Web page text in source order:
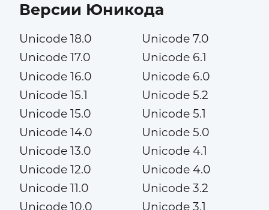
Версии Юникода
Unicode 18.0
Unicode 17.0
Unicode 16.0
Unicode 15.1
Unicode 15.0
Unicode 14.0
Unicode 13.0
Unicode 12.0
Unicode 11.0
Unicode 10.0
Unicode 7.0
Unicode 6.1
Unicode 6.0
Unicode 5.2
Unicode 5.1
Unicode 5.0
Unicode 4.1
Unicode 4.0
Unicode 3.2
Unicode 3.1